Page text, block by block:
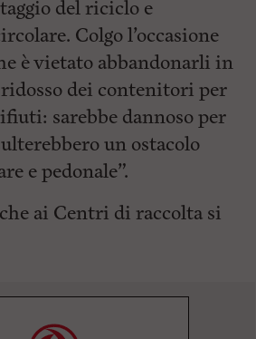
del riciclo e
Colgo l’occasione
è vietato abbandonarli in
ridosso dei contenitori per
sarebbe dannoso per
un ostacolo
e pedonale”.
ai Centri di raccolta si